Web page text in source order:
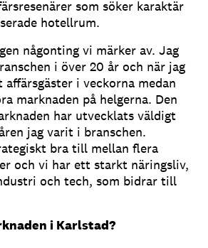
som söker karaktär
hotellrum.
någonting vi märker av. Jag
i över 20 år och när jag
affärsgäster i veckorna medan
marknaden på helgerna. Den
har utvecklats väldigt
jag varit i branschen.
bra till mellan flera
och vi har ett starkt näringsliv,
och tech, som bidrar till
i Karlstad?